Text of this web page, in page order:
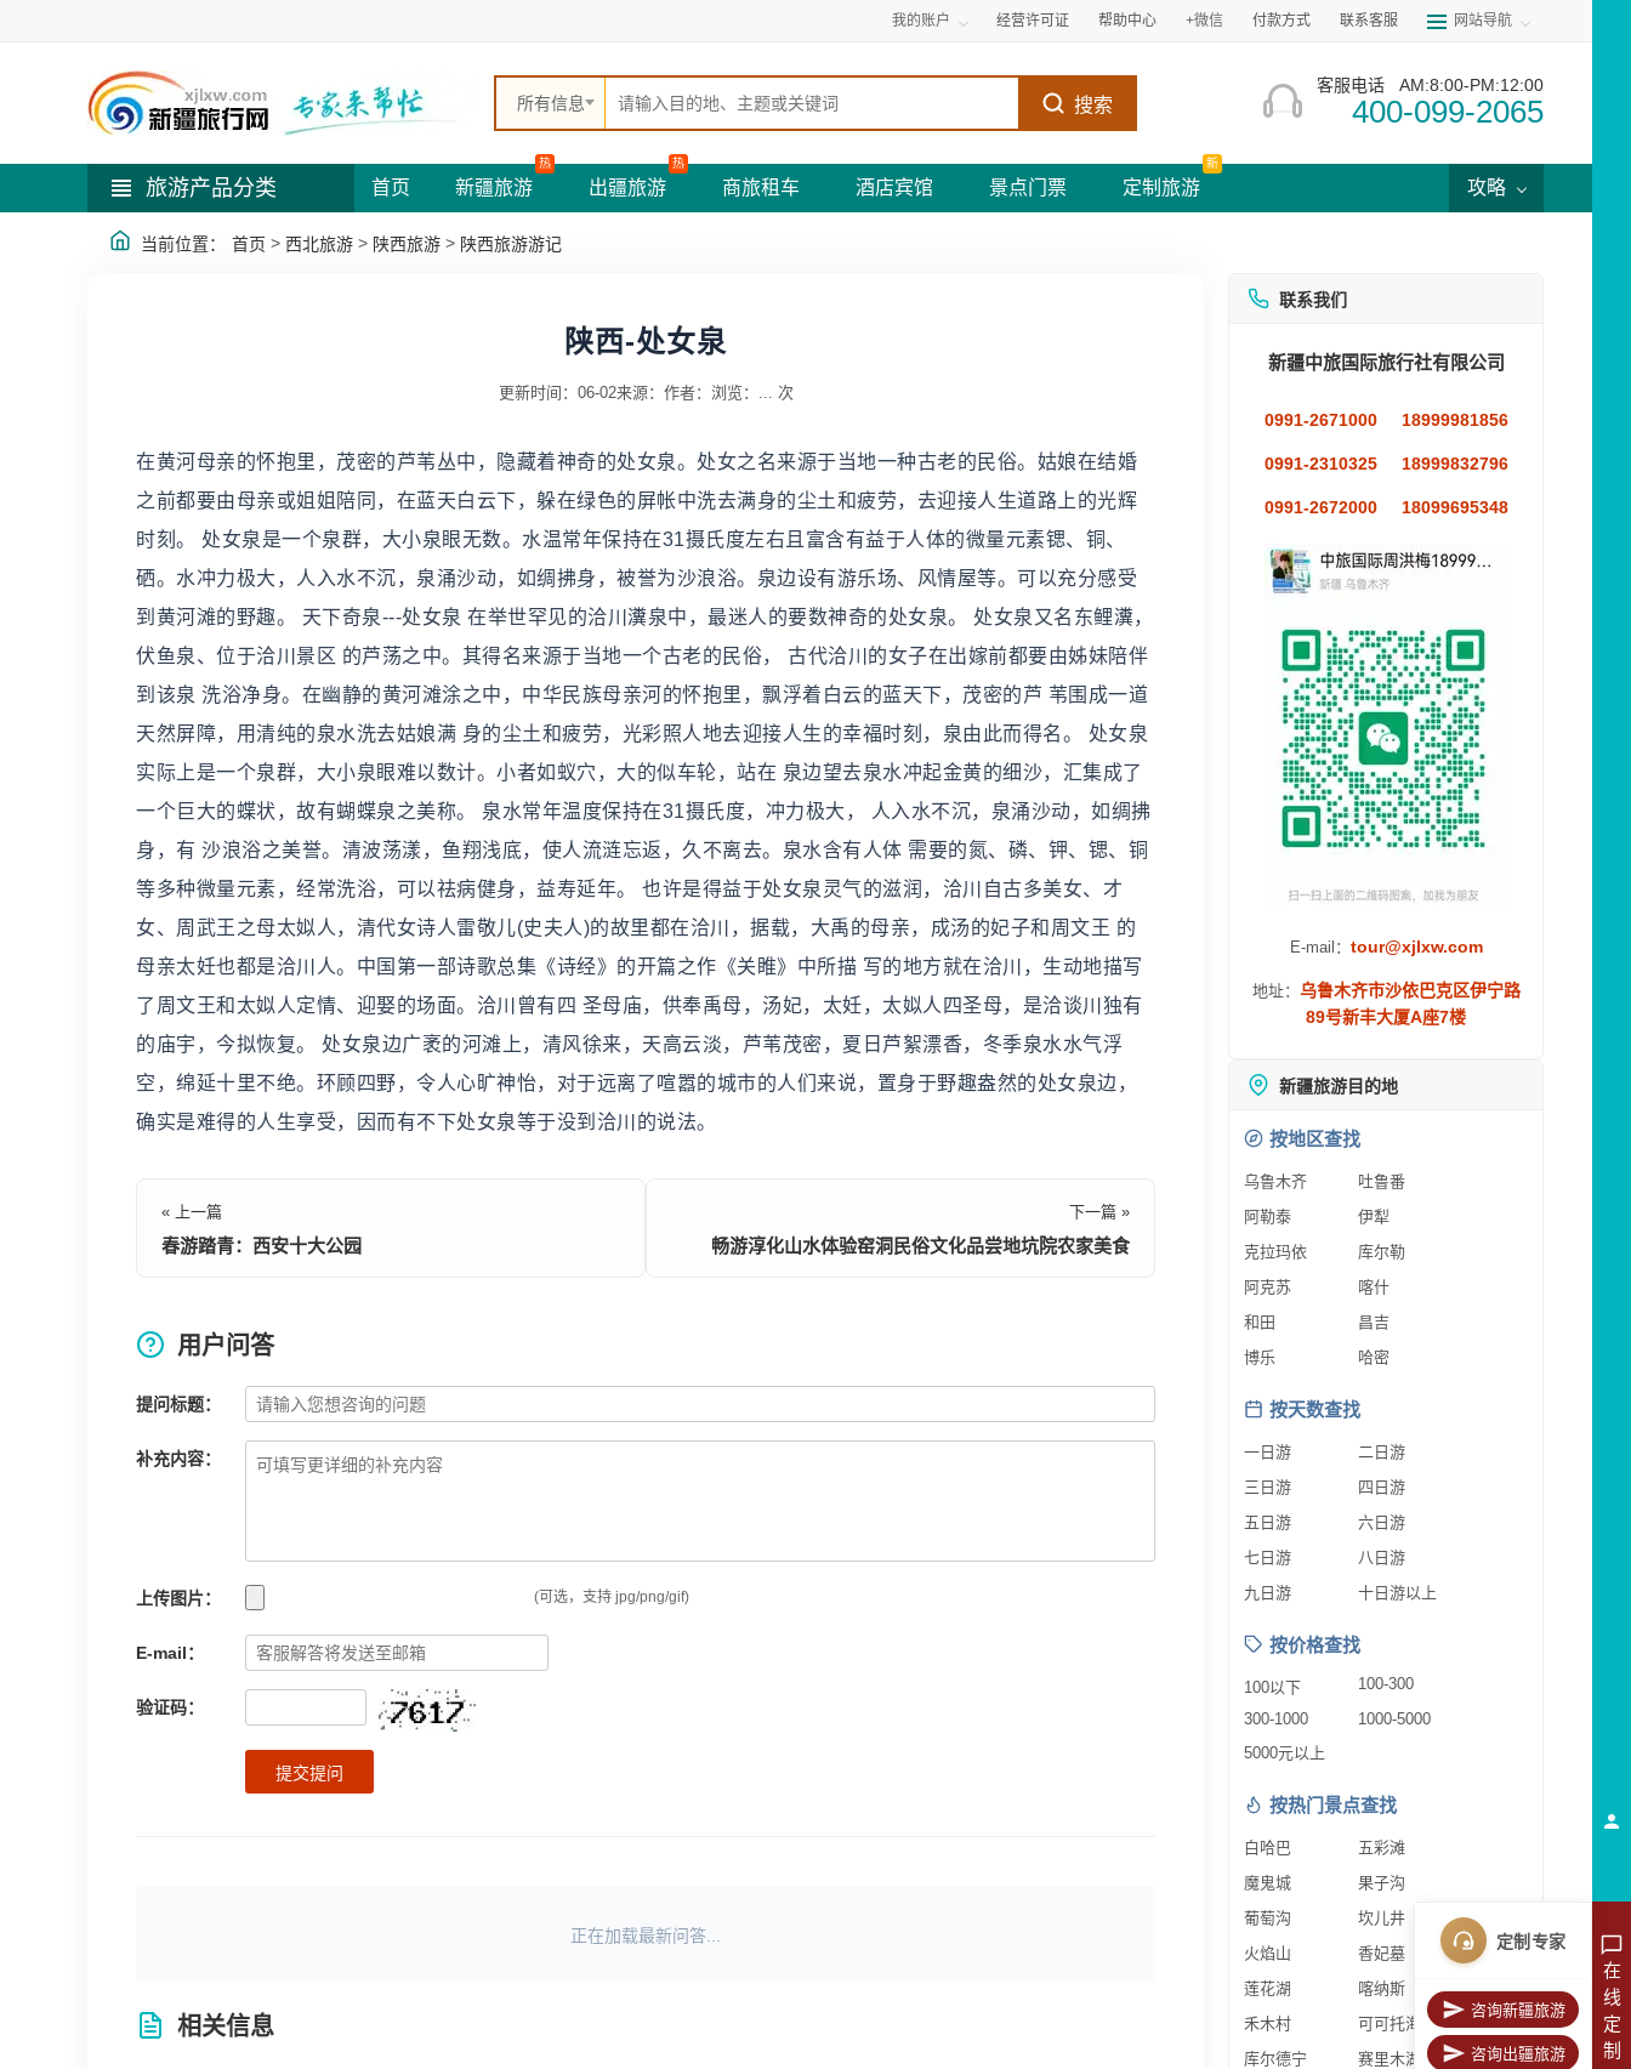
我的账户 经营许可证 帮助中心 +微信 付款方式 联系客服 网站导航
所有信息 搜索
客服电话 AM:8:00-PM:12:00
400-099-2065
旅游产品分类 首页 新疆旅游
热
出疆旅游
热
商旅租车 酒店宾馆 景点门票 定制旅游
新
攻略
当前位置： 首页 > 西北旅游 > 陕西旅游 > 陕西旅游游记
陕西-处女泉
更新时间：06-02来源： 作者： 浏览： ... 次
在黄河母亲的怀抱里，茂密的芦苇丛中，隐藏着神奇的处女泉。处女之名来源于当地一种古老的民俗。姑娘在结婚
之前都要由母亲或姐姐陪同，在蓝天白云下，躲在绿色的屏帐中洗去满身的尘土和疲劳，去迎接人生道路上的光辉
时刻。 处女泉是一个泉群，大小泉眼无数。水温常年保持在31摄氏度左右且富含有益于人体的微量元素锶、铜、
硒。水冲力极大，人入水不沉，泉涌沙动，如绸拂身，被誉为沙浪浴。泉边设有游乐场、风情屋等。可以充分感受
到黄河滩的野趣。 天下奇泉---处女泉 在举世罕见的洽川瀵泉中，最迷人的要数神奇的处女泉。 处女泉又名东鲤瀵，
伏鱼泉、位于洽川景区 的芦荡之中。其得名来源于当地一个古老的民俗， 古代洽川的女子在出嫁前都要由姊妹陪伴
到该泉 洗浴净身。在幽静的黄河滩涂之中，中华民族母亲河的怀抱里，飘浮着白云的蓝天下，茂密的芦 苇围成一道
天然屏障，用清纯的泉水洗去姑娘满 身的尘土和疲劳，光彩照人地去迎接人生的幸福时刻，泉由此而得名。 处女泉
实际上是一个泉群，大小泉眼难以数计。小者如蚁穴，大的似车轮，站在 泉边望去泉水冲起金黄的细沙，汇集成了
一个巨大的蝶状，故有蝴蝶泉之美称。 泉水常年温度保持在31摄氏度，冲力极大， 人入水不沉，泉涌沙动，如绸拂
身，有 沙浪浴之美誉。清波荡漾，鱼翔浅底，使人流涟忘返，久不离去。泉水含有人体 需要的氮、磷、钾、锶、铜
等多种微量元素，经常洗浴，可以祛病健身，益寿延年。 也许是得益于处女泉灵气的滋润，洽川自古多美女、才
女、周武王之母太姒人，清代女诗人雷敬儿(史夫人)的故里都在洽川，据载，大禹的母亲，成汤的妃子和周文王 的
母亲太妊也都是洽川人。中国第一部诗歌总集《诗经》的开篇之作《关睢》中所描 写的地方就在洽川，生动地描写
了周文王和太姒人定情、迎娶的场面。洽川曾有四 圣母庙，供奉禹母，汤妃，太妊，太姒人四圣母，是洽谈川独有
的庙宇，今拟恢复。 处女泉边广袤的河滩上，清风徐来，天高云淡，芦苇茂密，夏日芦絮漂香，冬季泉水水气浮
空，绵延十里不绝。环顾四野，令人心旷神怡，对于远离了喧嚣的城市的人们来说，置身于野趣盎然的处女泉边，
确实是难得的人生享受，因而有不下处女泉等于没到洽川的说法。
« 上一篇
春游踏青：西安十大公园
下一篇 »
畅游淳化山水体验窑洞民俗文化品尝地坑院农家美食
用户问答
提问标题：
补充内容：
上传图片： (可选，支持 jpg/png/gif)
E-mail：
验证码：
提交提问
正在加载最新问答...
相关信息
联系我们
新疆中旅国际旅行社有限公司
0991-2671000 18999981856
0991-2310325 18999832796
0991-2672000 18099695348
E-mail： tour@xjlxw.com
地址： 乌鲁木齐市沙依巴克区伊宁路
89号新丰大厦A座7楼
新疆旅游目的地
按地区查找
乌鲁木齐
吐鲁番
阿勒泰
伊犁
克拉玛依
库尔勒
阿克苏
喀什
和田
昌吉
博乐
哈密
按天数查找
一日游
二日游
三日游
四日游
五日游
六日游
七日游
八日游
九日游
十日游以上
按价格查找
100以下
100-300
300-1000
1000-5000
5000元以上
按热门景点查找
白哈巴
五彩滩
魔鬼城
果子沟
葡萄沟
坎儿井
火焰山
香妃墓
莲花湖
喀纳斯
禾木村
可可托海
库尔德宁
赛里木湖
在
线
定
制
定制专家
咨询新疆旅游
咨询出疆旅游